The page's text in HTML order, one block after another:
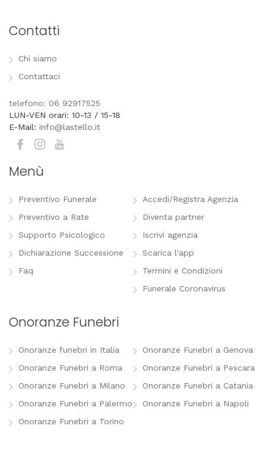
Contatti
Chi siamo
Contattaci
telefono: 06 92917525
LUN-VEN orari: 10-13 / 15-18
E-Mail: info@lastello.it
Menù
Preventivo Funerale
Preventivo a Rate
Supporto Psicologico
Dichiarazione Successione
Faq
Accedi/Registra Agenzia
Diventa partner
Iscrivi agenzia
Scarica l'app
Termini e Condizioni
Funerale Coronavirus
Onoranze Funebri
Onoranze funebri in Italia
Onoranze Funebri a Roma
Onoranze Funebri a Milano
Onoranze Funebri a Palermo
Onoranze Funebri a Torino
Onoranze Funebri a Genova
Onoranze Funebri a Pescara
Onoranze Funebri a Catania
Onoranze Funebri a Napoli